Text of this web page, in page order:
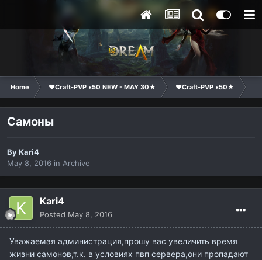
Home ❤Craft-PVP x50 NEW - MAY 30★ ❤Craft-PVP x50★
Самоны
ByKari4
May 8, 2016 in Archive
Kari4
Posted May 8, 2016
Уважаемая администрация,прошу вас увеличить время
жизни самонов,т.к. в условиях пвп сервера,они пропадают